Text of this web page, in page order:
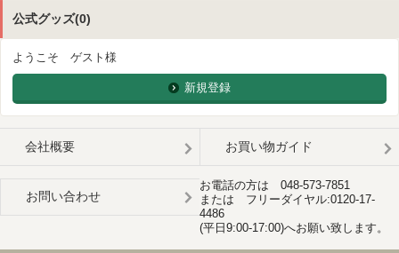
公式グッズ(0)
ようこそ ゲスト様
新規登録
会社概要 お買い物ガイド
お問い合わせ
お電話の方は 048-573-7851
または フリーダイヤル:0120-17-
4486
(平日9:00-17:00)へお願い致します。